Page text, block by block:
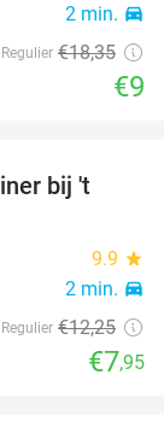
2 min. directions_car
Regulier €18,35
€9
35%
bij 't
9.9 star
2 min. directions_car
Regulier €12,25
€7,95